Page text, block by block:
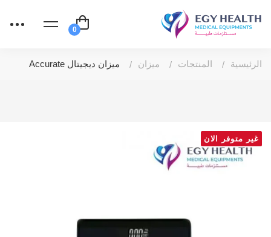
الرئيسية المنتجات ميزان ميزان ديجيتال Accurate
غير متوفر الان